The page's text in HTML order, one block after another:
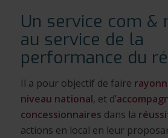
Un service com &
au service de la
performance du
Il a pour objectif de faire
niveau national, et d’
concessionnaires dans la
actions en local en leur